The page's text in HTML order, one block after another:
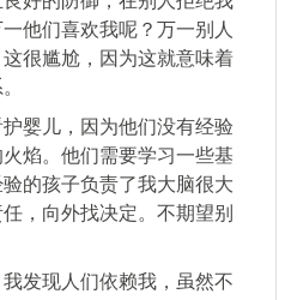
他们喜欢我呢？万一别人
很尴尬，因为这就意味着
婴儿，因为他们没有经验
焰。他们需要学习一些基
的孩子负责了我大脑很大
，向外找决定。不期望别
发现人们依赖我，虽然不